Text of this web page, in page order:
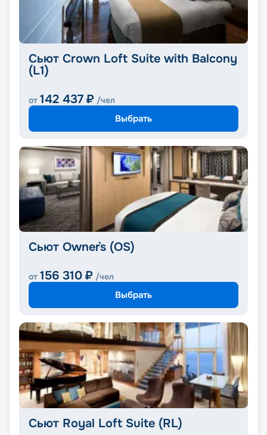
Сьют Crown Loft Suite with Balcony
(L1)
от 142 437 ₽ /чел
Выбрать
Сьют Owner`s (OS)
от 156 310 ₽ /чел
Выбрать
Сьют Royal Loft Suite (RL)